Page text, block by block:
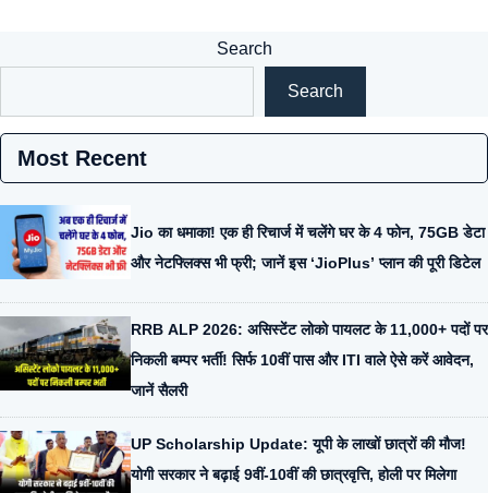
Search
Search
Most Recent
Jio का धमाका! एक ही रिचार्ज में चलेंगे घर के 4 फोन, 75GB डेटा
और नेटफ्लिक्स भी फ्री; जानें इस ‘JioPlus’ प्लान की पूरी डिटेल
RRB ALP 2026: असिस्टेंट लोको पायलट के 11,000+ पदों पर
निकली बम्पर भर्ती! सिर्फ 10वीं पास और ITI वाले ऐसे करें आवेदन,
जानें सैलरी
UP Scholarship Update: यूपी के लाखों छात्रों की मौज!
योगी सरकार ने बढ़ाई 9वीं-10वीं की छात्रवृत्ति, होली पर मिलेगा